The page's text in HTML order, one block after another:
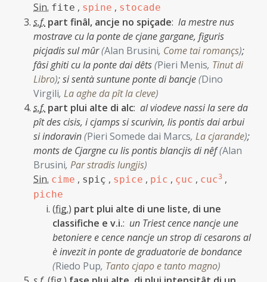
Sin. fite , spine , stocade
s.f. part finâl, ancje no spiçade: la mestre nus
mostrave cu la ponte de cjane gargane, figuris
picjadis sul mûr(Alan Brusini, Come tai romançs);
fâsi ghiti cu la ponte dai dêts(Pieri Menis, Tinut di
Libro);si sentà suntune ponte di bancje(Dino
Virgili, La aghe da pît la cleve)
s.f. part plui alte di alc: al viodeve nassi la sere da
pît des cisis, i cjamps si scurivin, lis pontis dai arbui
si indoravin(Pieri Somede dai Marcs, La cjarande);
monts de Cjargne cu lis pontis blancjis di nêf(Alan
Brusini, Par stradis lungjis)
Sin. cime , spiç , spice , pic , çuc , cuc3 ,
piche
(fig.) part plui alte di une liste, di une
classifiche e v.i.: un Triest cence nancje une
betoniere e cence nancje un strop di cesarons al
è invezit in ponte de graduatorie de bondance
(Riedo Pup, Tanto cjapo e tanto magno)